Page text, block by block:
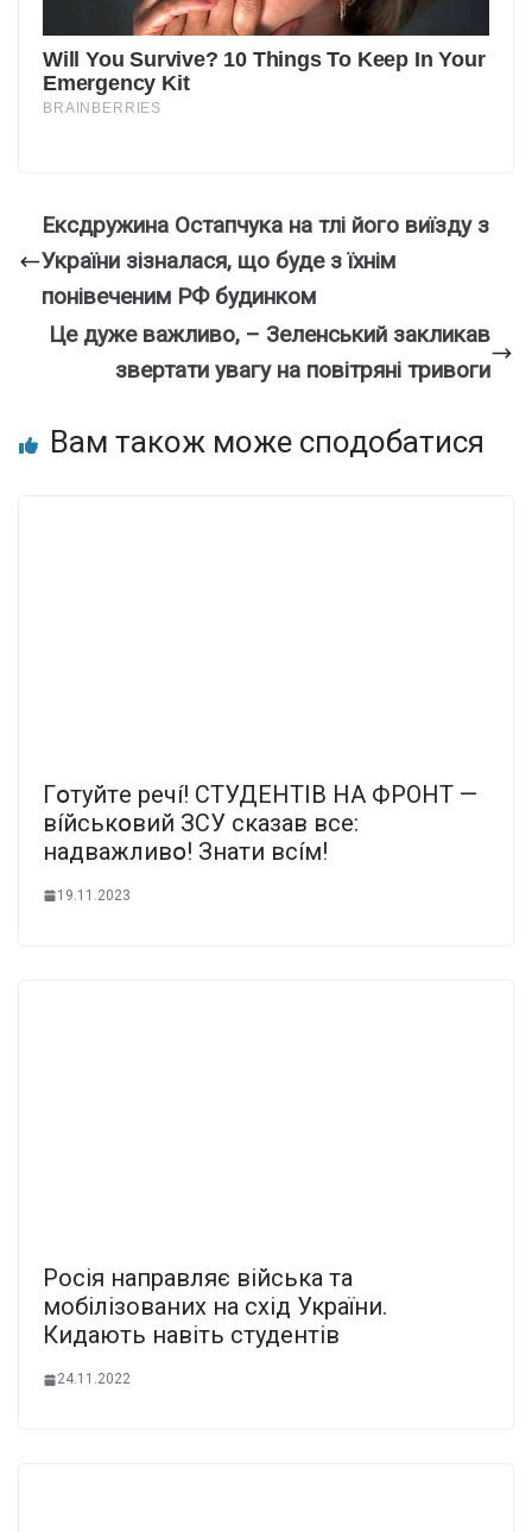
Ексдружина Остапчука на тлі його виїзду з
України зізналася, що буде з їхнім
понівеченим РФ будинком
Це дуже важливо, – Зеленський закликав
звертати увагу на повітряні тривоги
Вам також може сподобатися
Гօтyйтe peчí! CТУДEHТIB HA ФPOHТ —
вíйcькօвий ЗCУ cкaзaв вce:
нaдвaжливօ! Знaти вcíм!
19.11.2023
Росія направляє війська та
мобілізованих на схід України.
Кидають навіть студентів
24.11.2022